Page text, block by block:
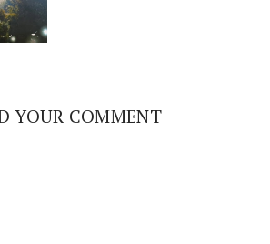
YOUR COMMENT